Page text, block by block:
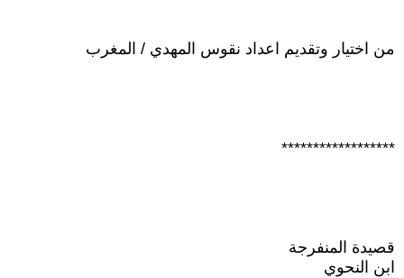
من اختيار وتقديم اعداد نقوس المهدي / المغرب
******************
قصيدة المنفرجة
ابن النحوي